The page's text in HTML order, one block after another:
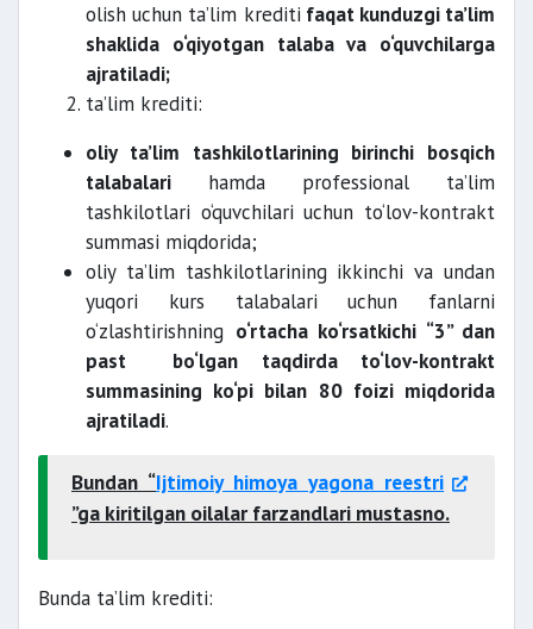
olish uchun ta’lim kreditifaqat kunduzgi ta’lim
shaklida o‘qiyotgan talaba va o‘quvchilarga
ajratiladi;
ta’lim krediti:
oliy ta’lim tashkilotlarining birinchi bosqich
talabalari hamda professional ta’lim
tashkilotlari o‘quvchilari uchun to‘lov-kontrakt
summasi miqdorida;
oliy ta’lim tashkilotlarining ikkinchi va undan
yuqori kurs talabalari uchun fanlarni
o‘zlashtirishning o‘rtacha ko‘rsatkichi “3” dan
past bo‘lgan taqdirda to‘lov-kontrakt
summasining ko‘pi bilan 80 foizi miqdorida
ajratiladi.
Bundan “Ijtimoiy himoya yagona reestri
”ga kiritilgan oilalar farzandlari mustasno.
Bunda ta’lim krediti: